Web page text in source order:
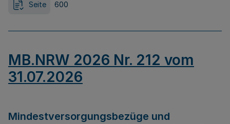
Seite 600
MB.NRW 2026 Nr. 212 vom
31.07.2026
Mindestversorgungsbezüge und